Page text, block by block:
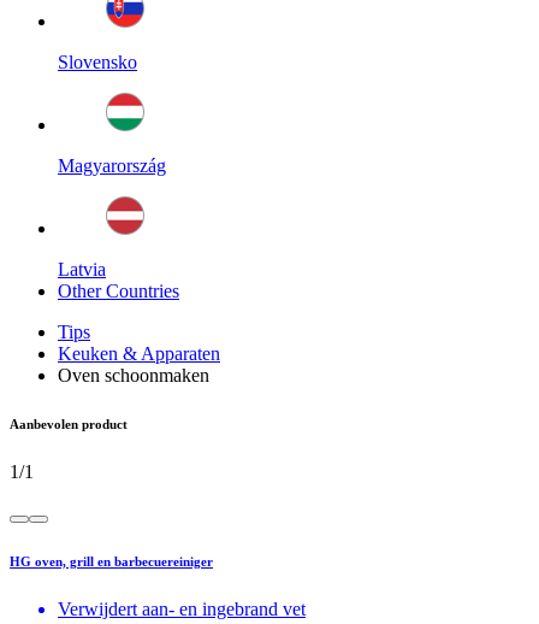
Slovensko
Magyarország
Latvia
Other Countries
Tips
Keuken & Apparaten
Oven schoonmaken
Aanbevolen product
1/1
HG oven, grill en barbecuereiniger
Verwijdert aan- en ingebrand vet